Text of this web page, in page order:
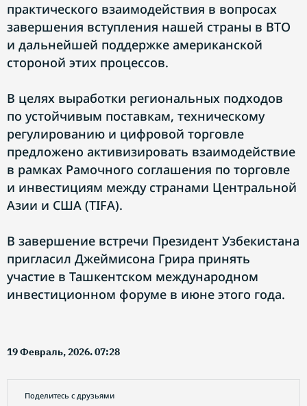
практического взаимодействия в вопросах
завершения вступления нашей страны в ВТО
и дальнейшей поддержке американской
стороной этих процессов.
В целях выработки региональных подходов
по устойчивым поставкам, техническому
регулированию и цифровой торговле
предложено активизировать взаимодействие
в рамках Рамочного соглашения по торговле
и инвестициям между странами Центральной
Азии и США (TIFA).
В завершение встречи Президент Узбекистана
пригласил Джеймисона Грира принять
участие в Ташкентском международном
инвестиционном форуме в июне этого года.
19 Февраль, 2026. 07:28
Поделитесь с друзьями